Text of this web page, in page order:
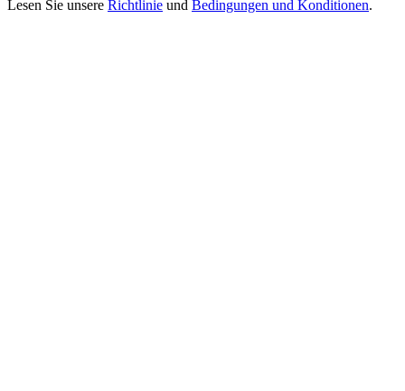
Lesen Sie unsere Richtlinie und Bedingungen und Konditionen.